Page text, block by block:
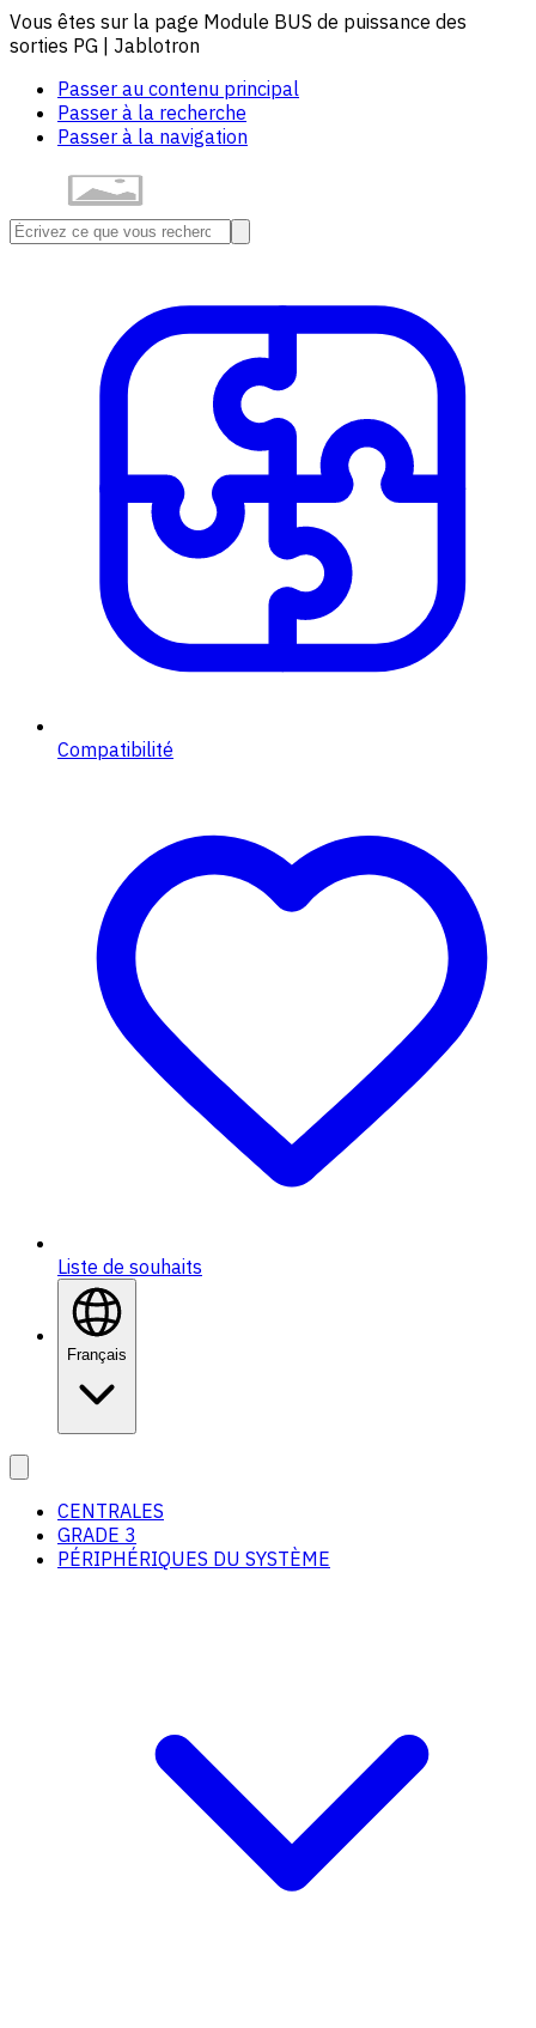
Vous êtes sur la page Module BUS de puissance des
sorties PG | Jablotron
Passer au contenu principal
Passer à la recherche
Passer à la navigation
Compatibilité
Liste de souhaits
Français
CENTRALES
GRADE 3
PÉRIPHÉRIQUES DU SYSTÈME